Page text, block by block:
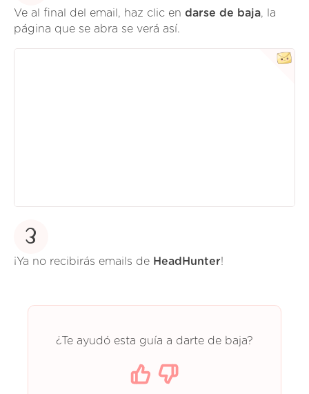
Ve al final del email, haz clic en darse de baja, la
página que se abra se verá así.
3
¡Ya no recibirás emails de HeadHunter!
¿Te ayudó esta guía a darte de baja?